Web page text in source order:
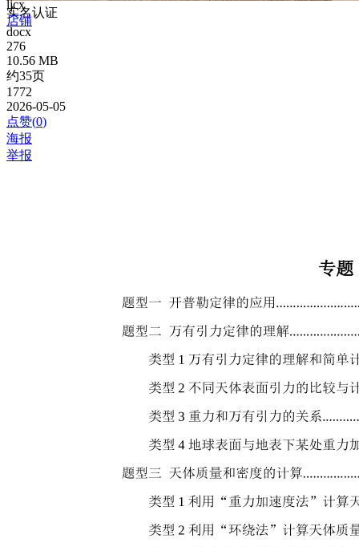
ljcx
实名认证
店铺
docx
276
10.56 MB
约35页
1772
2026-05-05
点赞(0)
海报
举报